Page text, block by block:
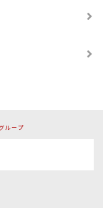
ループ